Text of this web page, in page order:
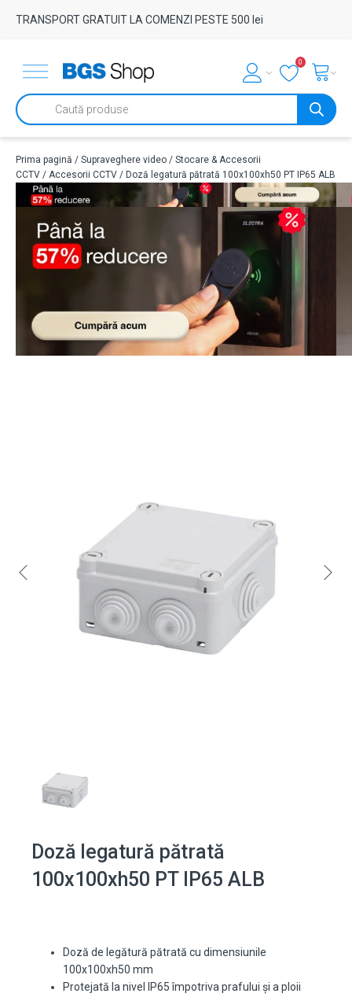
TRANSPORT GRATUIT LA COMENZI PESTE 500 lei
0
Products
search
Prima pagină / Supraveghere video / Stocare & Accesorii
CCTV / Accesorii CCTV / Doză legatură pătrată 100x100xh50 PT IP65 ALB
Doză legatură pătrată
100x100xh50 PT IP65 ALB
Doză de legătură pătrată cu dimensiunile
100x100xh50 mm
Protejată la nivel IP65 împotriva prafului și a ploii